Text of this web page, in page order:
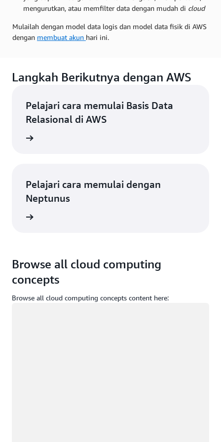
mengurutkan, atau memfilter data dengan mudah di cloud
Mulailah dengan model data logis dan model data fisik di AWS
dengan membuat akun hari ini.
Langkah Berikutnya dengan AWS
Pelajari cara memulai Basis Data
Relasional di AWS
Pelajari cara memulai dengan
Neptunus
Browse all cloud computing
concepts
Browse all cloud computing concepts content here: